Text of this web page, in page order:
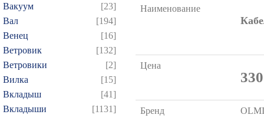
Вакуум
[23]
Вал
[194]
Венец
[16]
Ветровик
[132]
Ветровики
[2]
Вилка
[15]
Вкладыш
[41]
Вкладыши
[1131]
Наименование
Цена
330
Бренд